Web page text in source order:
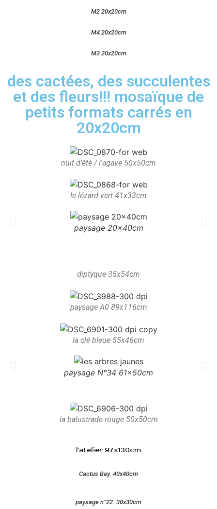
M2 20x20cm
M4 20x20cm
M3 20x20cm
des cactées, des succulentes
et des fleurs!!! mosaïque de
petits formats carrés en
20x20cm
nuit d'été / l'agave 50x50cm
le lézard vert 41x33cm
paysage 20x40cm
diptyque 35x54cm
paysage A0 89x116cm
la clé bleue 55x46cm
paysage N°34 61x50cm
la balustrade rouge 50x50cm
l'atelier 97x130cm
Cactus Bay. 40x40cm
paysage n°22. 30x30cm